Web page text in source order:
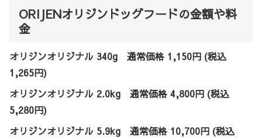
ORIJENオリジンドッグフードの金額や料
金
オリジンオリジナル 340g 通常価格 1,150円 (税込
1,265円)
オリジンオリジナル 2.0kg 通常価格 4,800円 (税込
5,280円)
オリジンオリジナル 5.9kg 通常価格 10,700円 (税込